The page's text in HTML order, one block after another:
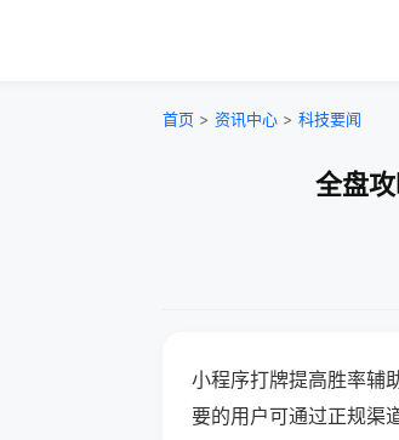
首页 > 资讯中心 > 科技要闻
全盘
小程序打牌提高胜率辅
要的用户可通过正规渠